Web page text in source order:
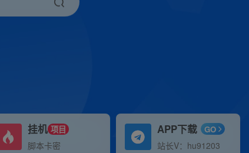
挂机 项目
脚本卡密
APP下载 GO
站长V：hu91203